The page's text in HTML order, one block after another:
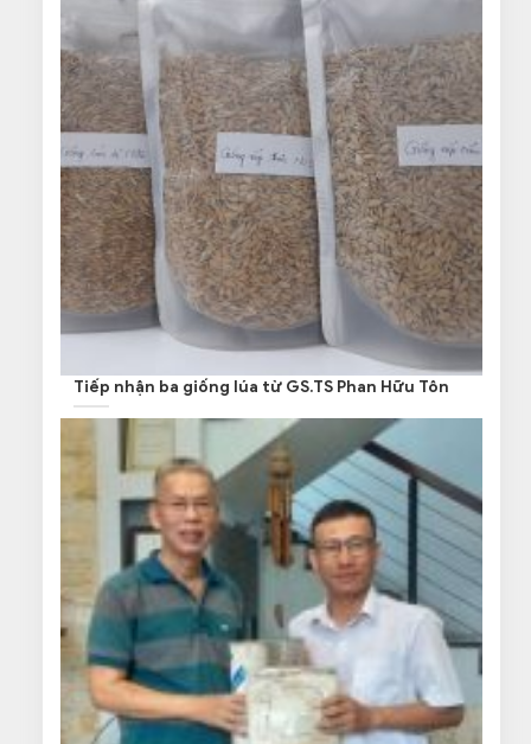
Tiếp nhận ba giống lúa từ GS.TS Phan Hữu Tôn